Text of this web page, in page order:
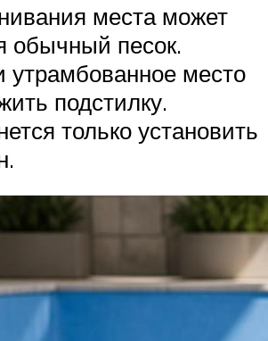
места может
обычный песок.
утрамбованное место
подстилку.
только установить